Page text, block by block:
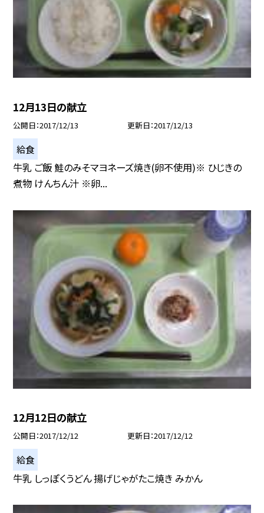
12月13日の献立
公開日 2017/12/13 更新日 2017/12/13
給食
牛乳 ご飯 鮭のみそマヨネーズ焼き(卵不使用)※ ひじきの
煮物 けんちん汁 ※卵...
12月12日の献立
公開日 2017/12/12 更新日 2017/12/12
給食
牛乳 しっぽくうどん 揚げじゃがたこ焼き みかん